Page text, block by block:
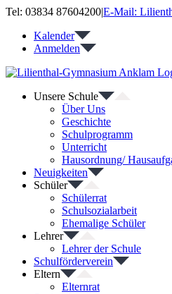
Zum
springen
Tel: 03834 87604200|E-Mail:
Kalender
Anmelden
Unsere Schule
Über Uns
Geschichte
Schulprogramm
Unterricht
Hausordnung/
Neuigkeiten
Schüler
Schülerrat
Schulsozialarbeit
Ehemalige Schüler
Lehrer
Lehrer der Schule
Schulförderverein
Eltern
Elternrat